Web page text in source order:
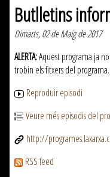
Butlletins
Dimarts, 02 de Maig de 2017
ALERTA:Aquest programa ja
trobin els fitxers del programa.
Reproduir episodi
Veure més episodis del
http://
RSS feed